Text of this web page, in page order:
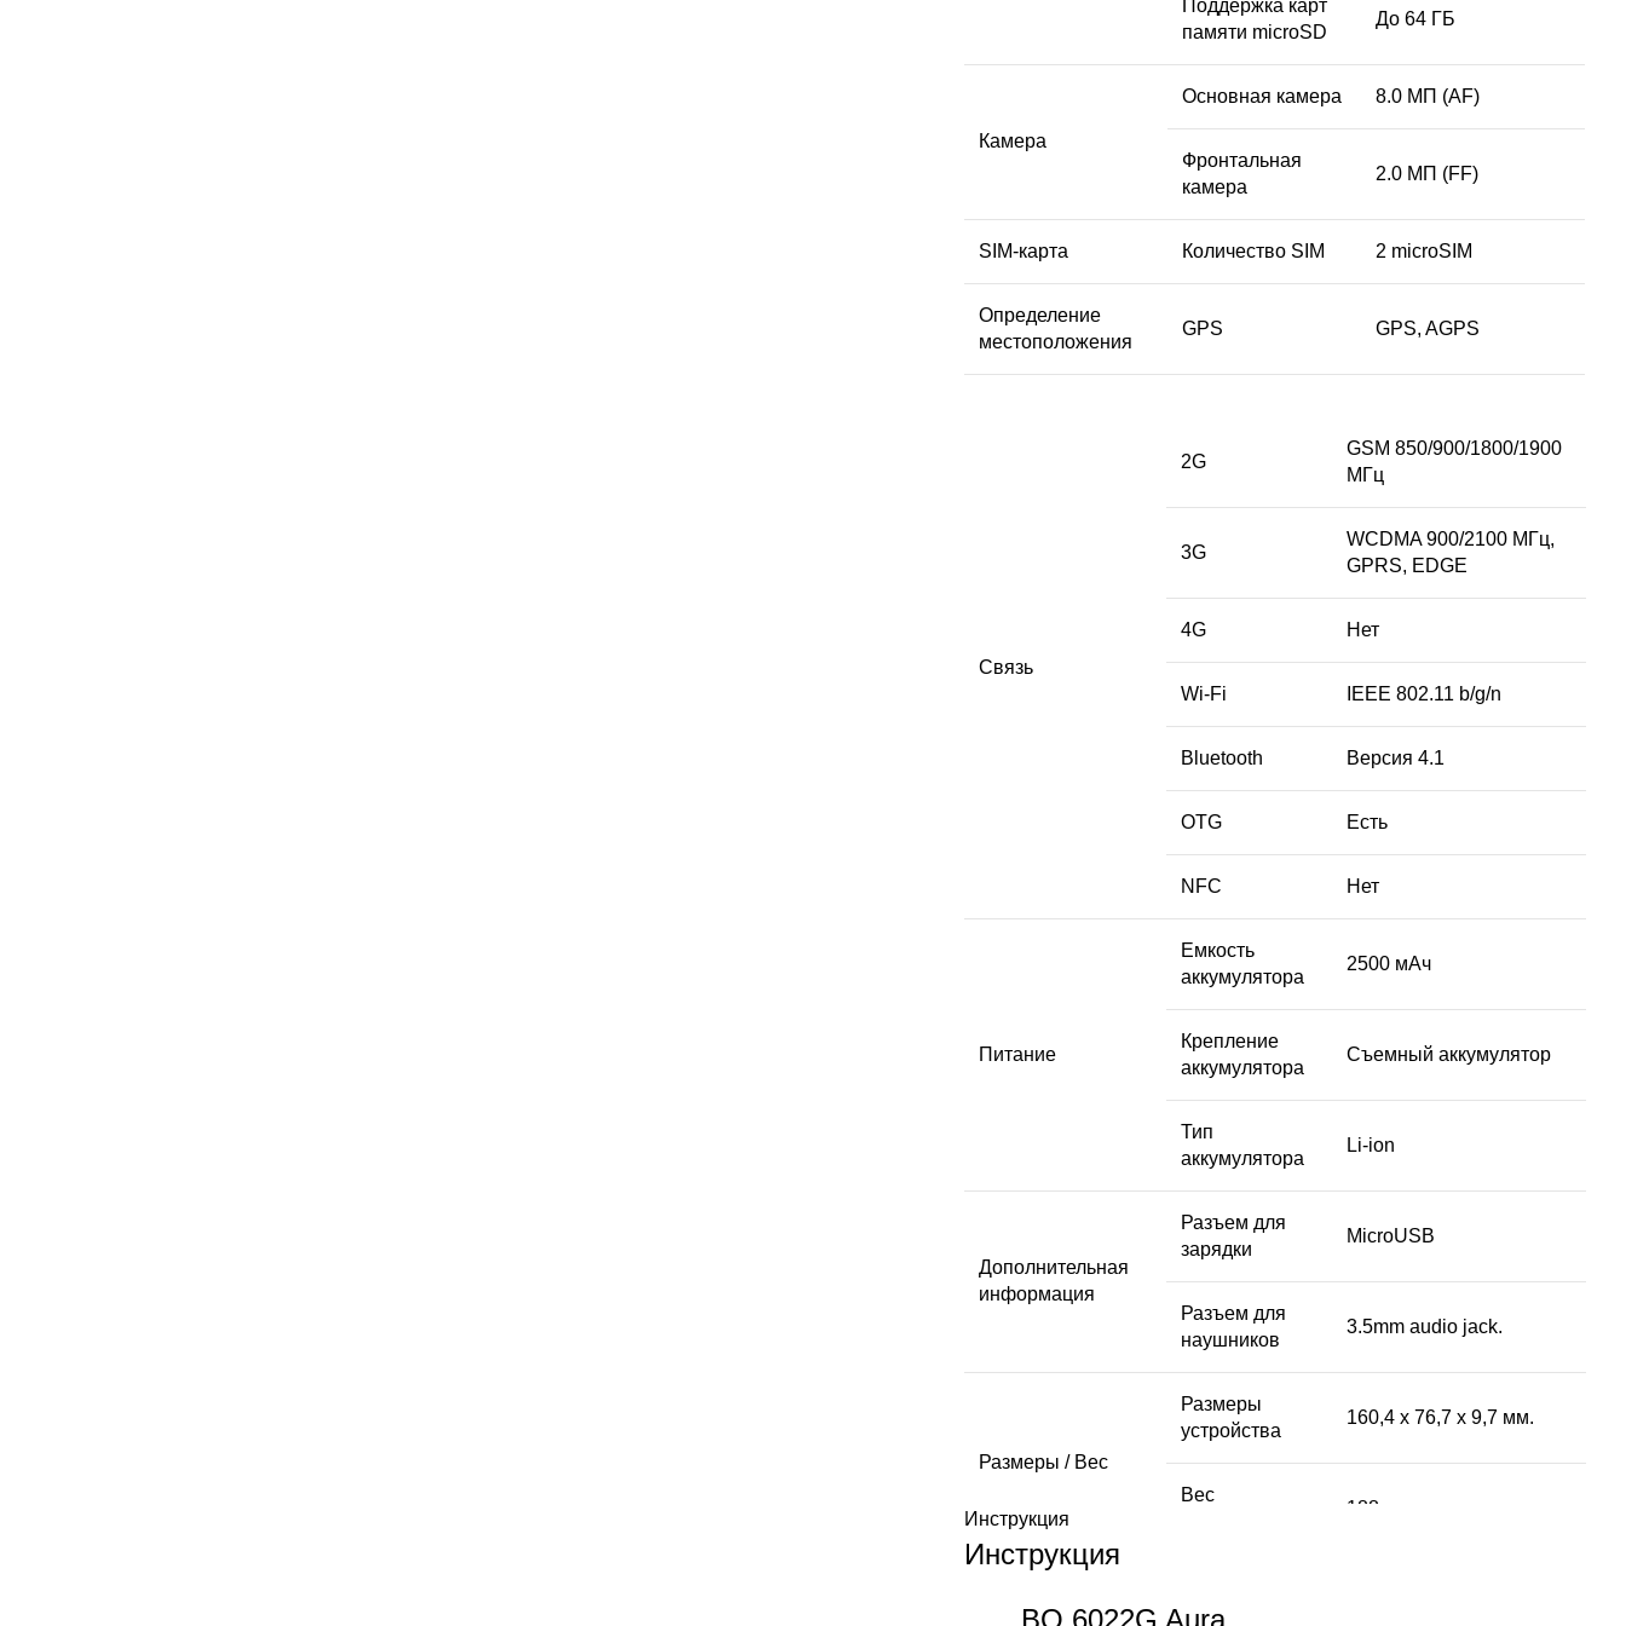
Поддержка карт
памяти microSD
До 64 ГБ
Камера
Основная камера 8.0 МП (AF)
Фронтальная
камера
2.0 МП (FF)
SIМ-карта Количество SIM 2 microSIM
Определение
местоположения
GPS GPS, AGPS
Связь
2G
GSM 850/900/1800/1900
МГц
3G
WCDMA 900/2100 МГц,
GPRS, EDGE
4G Нет
Wi-Fi IEEE 802.11 b/g/n
Bluetooth Версия 4.1
OTG Есть
NFC Нет
Питание
Емкость
аккумулятора
2500 мАч
Крепление
аккумулятора
Съемный аккумулятор
Тип
аккумулятора
Li-ion
Дополнительная
информация
Разъем для
зарядки
MicroUSB
Разъем для
наушников
3.5mm audio jack.
Размеры / Вес
Размеры
устройства
160,4 х 76,7 х 9,7 мм.
Вес
188 г.
Комплект
устройство, USВ-кабель, гарантийный
Инструкция
Инструкция